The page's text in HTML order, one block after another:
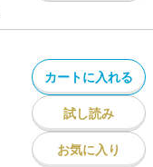
カートに入れる
試し読み
お気に入り